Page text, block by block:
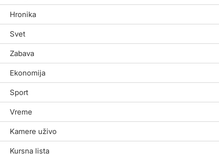
Hronika
Svet
Zabava
Ekonomija
Sport
Vreme
Kamere uživo
Kursna lista